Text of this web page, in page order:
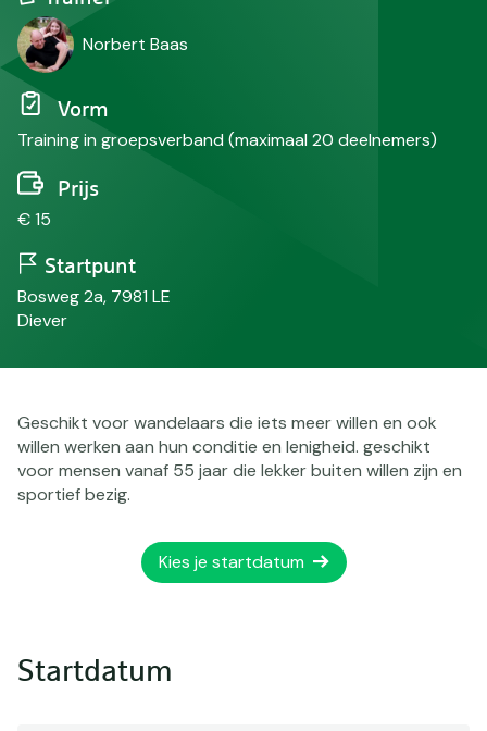
Norbert Baas
Vorm
Training in groepsverband (maximaal 20 deelnemers)
Prijs
€ 15
Startpunt
Bosweg 2a, 7981 LE
Diever
Geschikt voor wandelaars die iets meer willen en ook
willen werken aan hun conditie en lenigheid. geschikt
voor mensen vanaf 55 jaar die lekker buiten willen zijn en
sportief bezig.
Kies je startdatum
Startdatum